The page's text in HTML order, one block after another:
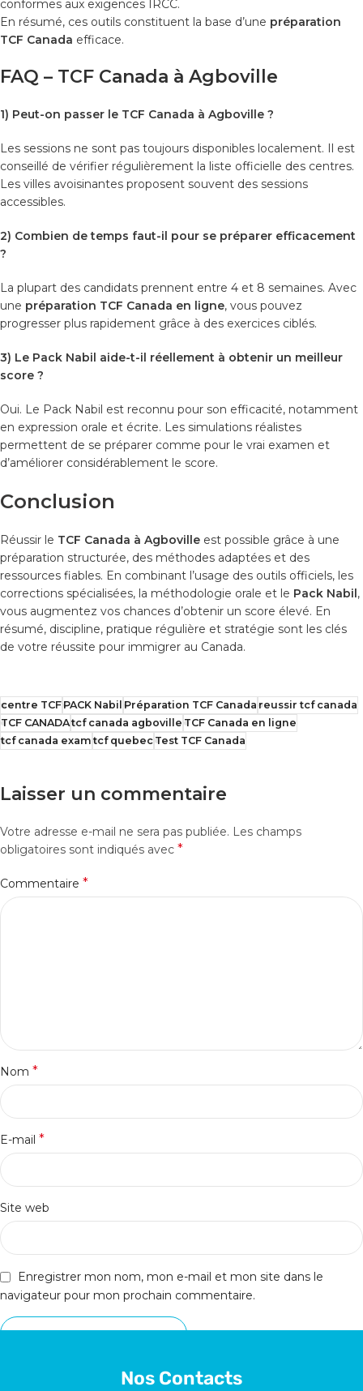
conformes aux exigences IRCC.
En résumé, ces outils constituent la base d’une préparation
TCF Canada efficace.
FAQ – TCF Canada à Agboville
1) Peut-on passer le TCF Canada à Agboville ?
Les sessions ne sont pas toujours disponibles localement. Il est
conseillé de vérifier régulièrement la liste officielle des centres.
Les villes avoisinantes proposent souvent des sessions
accessibles.
2) Combien de temps faut-il pour se préparer efficacement
?
La plupart des candidats prennent entre 4 et 8 semaines. Avec
une préparation TCF Canada en ligne, vous pouvez
progresser plus rapidement grâce à des exercices ciblés.
3) Le Pack Nabil aide-t-il réellement à obtenir un meilleur
score ?
Oui. Le Pack Nabil est reconnu pour son efficacité, notamment
en expression orale et écrite. Les simulations réalistes
permettent de se préparer comme pour le vrai examen et
d’améliorer considérablement le score.
Conclusion
Réussir le TCF Canada à Agboville est possible grâce à une
préparation structurée, des méthodes adaptées et des
ressources fiables. En combinant l’usage des outils officiels, les
corrections spécialisées, la méthodologie orale et le Pack Nabil,
vous augmentez vos chances d’obtenir un score élevé. En
résumé, discipline, pratique régulière et stratégie sont les clés
de votre réussite pour immigrer au Canada.
centre TCFPACK Nabil Préparation TCF Canada reussir tcf canada
TCF CANADAtcf canada agboville TCF Canada en ligne
tcf canada exam tcf quebecTest TCF Canada
Laisser un commentaire
Votre adresse e-mail ne sera pas publiée. Les champs
obligatoires sont indiqués avec *
Commentaire *
Nom *
E-mail *
Site web
Enregistrer mon nom, mon e-mail et mon site dans le
navigateur pour mon prochain commentaire.
Nos Contacts